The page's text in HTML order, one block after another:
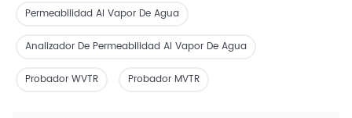
Permeabilidad Al Vapor De Agua
Analizador De Permeabilidad Al Vapor De Agua
Probador WVTR Probador MVTR